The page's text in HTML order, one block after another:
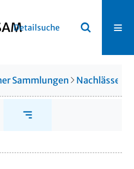
Detailsuche
Sammlungen Nachlässe